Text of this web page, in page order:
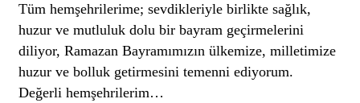
Tüm hemşehrilerime; sevdikleriyle birlikte sağlık,
huzur ve mutluluk dolu bir bayram geçirmelerini
diliyor, Ramazan Bayramımızın ülkemize, milletimize
huzur ve bolluk getirmesini temenni ediyorum.
Değerli hemşehrilerim…